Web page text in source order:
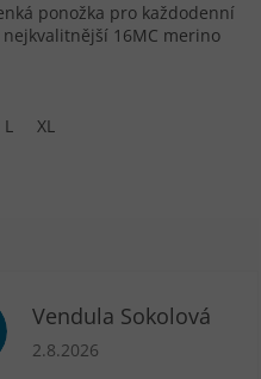
ponožka pro každodenní
nejkvalitnější 16MC merino
L XL
Vendula Sokolová
Hodnocení obchodu je 5 z 5
2.8.2026